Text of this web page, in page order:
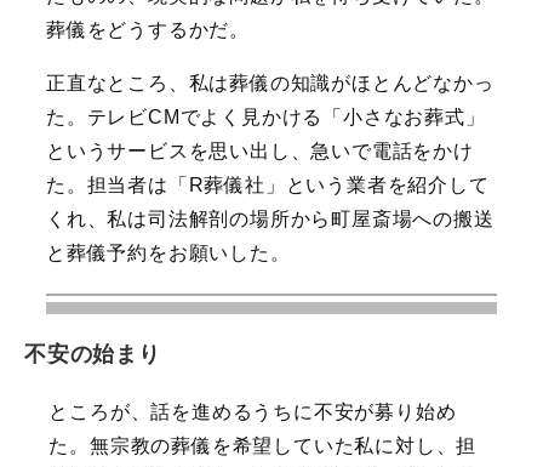
葬儀をどうするかだ。
正直なところ、私は葬儀の知識がほとんどなかっ
た。テレビCMでよく見かける「小さなお葬式」
というサービスを思い出し、急いで電話をかけ
た。担当者は「R葬儀社」という業者を紹介して
くれ、私は司法解剖の場所から町屋斎場への搬送
と葬儀予約をお願いした。
不安の始まり
ところが、話を進めるうちに不安が募り始め
た。無宗教の葬儀を希望していた私に対し、担